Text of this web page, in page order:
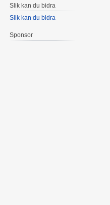
Slik kan du bidra
Slik kan du bidra
Sponsor